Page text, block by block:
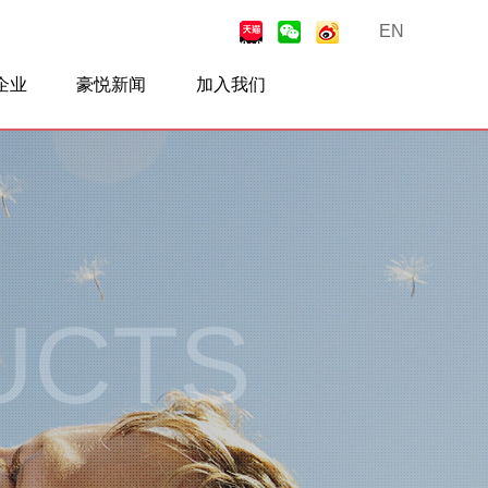
EN
业
作
豪悦新闻 加入我们
联系我们
招贤纳士